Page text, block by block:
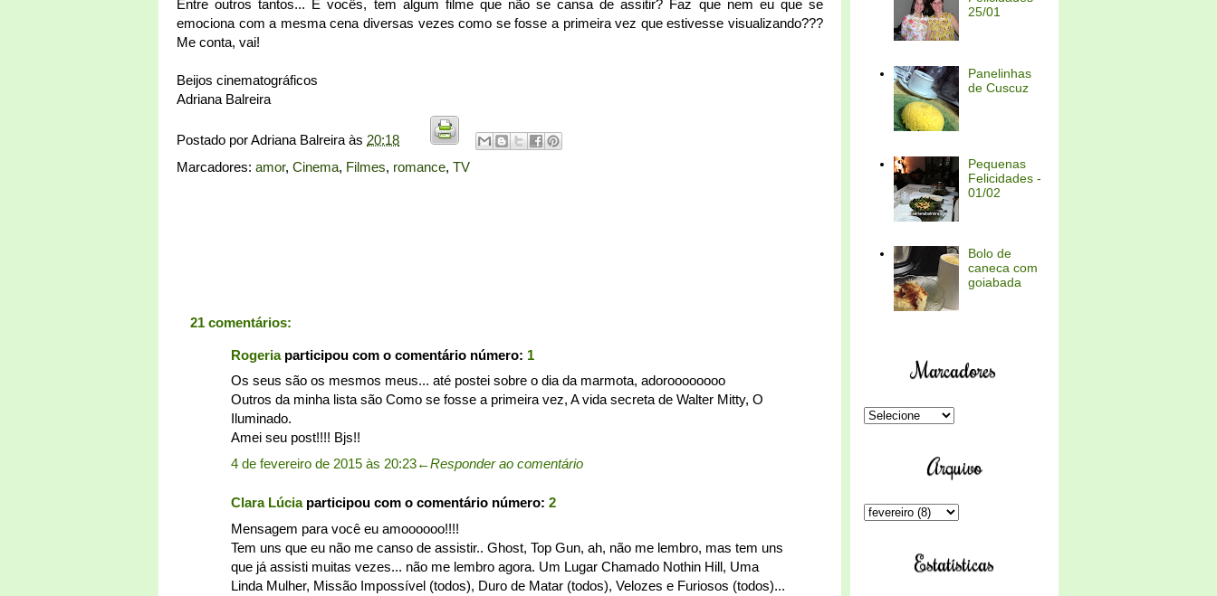
Entre outros tantos... E vocês, tem algum filme que não se cansa de assitir? Faz que nem eu que se
emociona com a mesma cena diversas vezes como se fosse a primeira vez que estivesse visualizando???
Me conta, vai!
Beijos cinematográficos
Adriana Balreira
Postado porAdriana Balreira às 20:18
Marcadores: amor, Cinema, Filmes, romance, TV
21 comentários:
Rogeriaparticipou com o comentário número: 1
Os seus são os mesmos meus... até postei sobre o dia da marmota, adoroooooooo
Outros da minha lista são Como se fosse a primeira vez, A vida secreta de Walter Mitty, O
Iluminado.
Amei seu post!!!! Bjs!!
4 de fevereiro de 2015 às 20:23←Responder ao comentário
Clara Lúciaparticipou com o comentário número: 2
Mensagem para você eu amoooooo!!!!
Tem uns que eu não me canso de assistir.. Ghost, Top Gun, ah, não me lembro, mas tem uns
que já assisti muitas vezes... não me lembro agora. Um Lugar Chamado Nothin Hill, Uma
Linda Mulher, Missão Impossível (todos), Duro de Matar (todos), Velozes e Furiosos (todos)...
25/01
Panelinhas
de Cuscuz
Pequenas
Felicidades -
01/02
Bolo de
caneca com
goiabada
Marcadores
Arquivo
Estatísticas